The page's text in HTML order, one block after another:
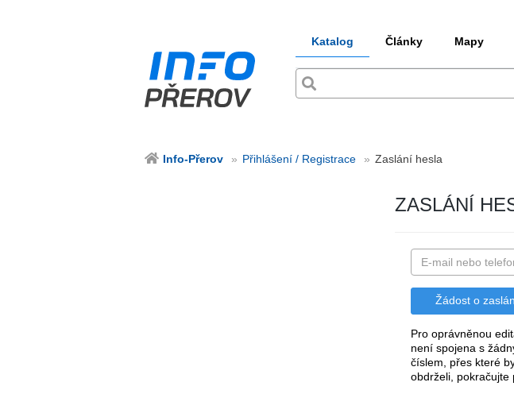
Katalog Články Mapy
Info-Přerov Přihlášení / Registrace Zaslání hesla
ZASLÁNÍ
Pro oprávněnou
není spojena s
číslem, přes které
obdrželi, pokračujte